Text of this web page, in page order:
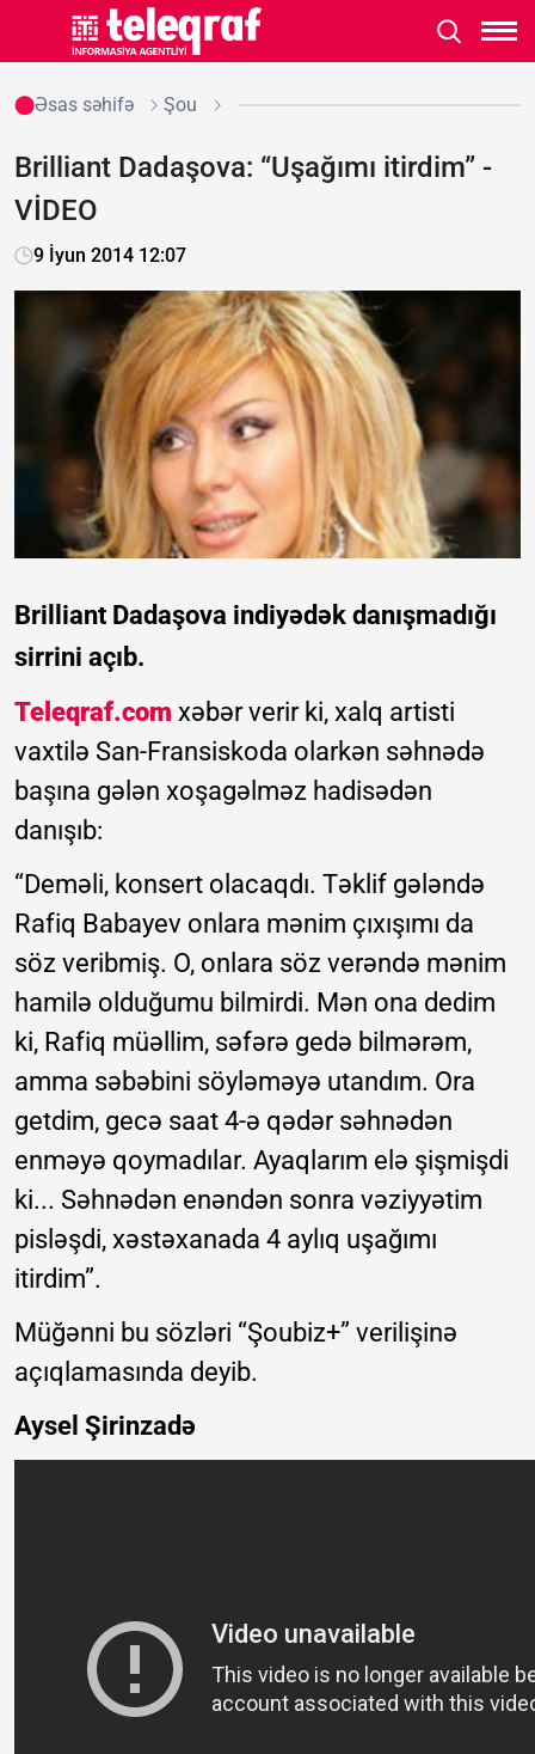
Əsas səhifə Şou
Brilliant Dadaşova: “Uşağımı itirdim” -
VİDEO
9 İyun 2014 12:07
Brilliant Dadaşova indiyədək danışmadığı
sirrini açıb.
Teleqraf.com xəbər verir ki, xalq artisti
vaxtilə San-Fransiskoda olarkən səhnədə
başına gələn xoşagəlməz hadisədən
danışıb:
“Deməli, konsert olacaqdı. Təklif gələndə
Rafiq Babayev onlara mənim çıxışımı da
söz veribmiş. O, onlara söz verəndə mənim
hamilə olduğumu bilmirdi. Mən ona dedim
ki, Rafiq müəllim, səfərə gedə bilmərəm,
amma səbəbini söyləməyə utandım. Ora
getdim, gecə saat 4-ə qədər səhnədən
enməyə qoymadılar. Ayaqlarım elə şişmişdi
ki... Səhnədən enəndən sonra vəziyyətim
pisləşdi, xəstəxanada 4 aylıq uşağımı
itirdim”.
Müğənni bu sözləri “Şoubiz+” verilişinə
açıqlamasında deyib.
Aysel Şirinzadə